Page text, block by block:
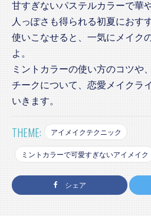
甘すぎないパステルカラーで華
人っぽさも得られる初夏におす
使いこなせると、一気にメイク
よ。
ミントカラーの使い方のコツや
チークについて、恋愛メイクラ
いきます。
THEME: アイメイクテクニック
ミントカラーで可愛すぎないアイメイク
シェア